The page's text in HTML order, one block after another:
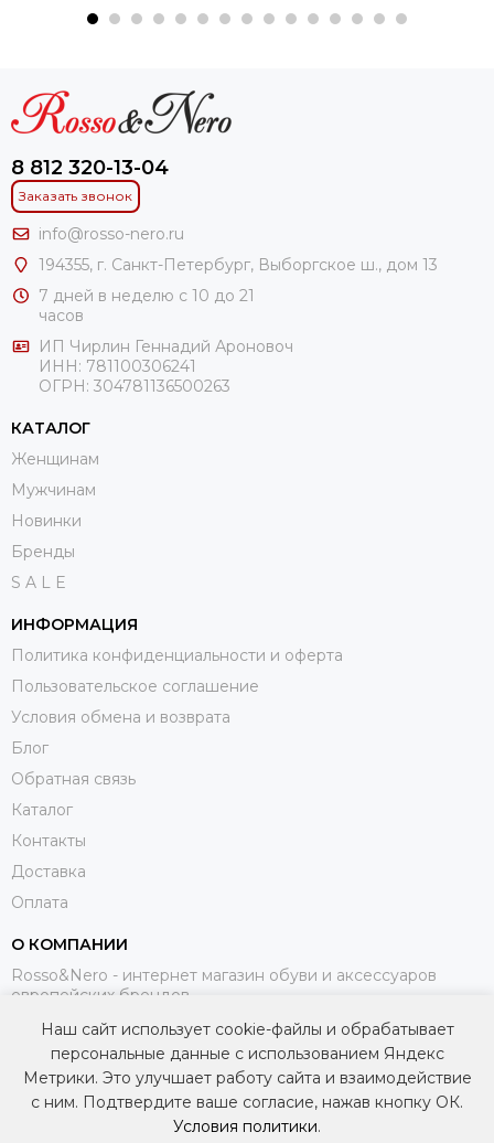
8 812 320-13-04
Заказать звонок
info@rosso-nero.ru
194355, г. Санкт-Петербург, Выборгское ш., дом 13
7 дней в неделю с 10 до 21
часов
ИП Чирлин Геннадий Ароновоч
ИНН: 781100306241
ОГРН: 304781136500263
КАТАЛОГ
Женщинам
Мужчинам
Новинки
Бренды
S A L E
ИНФОРМАЦИЯ
Политика конфиденциальности и оферта
Пользовательское соглашение
Условия обмена и возврата
Блог
Обратная связь
Каталог
Контакты
Доставка
Оплата
О КОМПАНИИ
Rosso&Nero - интернет магазин обуви и аксессуаров
европейских брендов.
МЫ В СОЦИАЛЬНЫХ СЕТЯХ
Наш сайт использует cookie-файлы и обрабатывает
персональные данные с использованием Яндекс
Метрики. Это улучшает работу сайта и взаимодействие
с ним. Подтвердите ваше согласие, нажав кнопку ОК.
Условия политики.